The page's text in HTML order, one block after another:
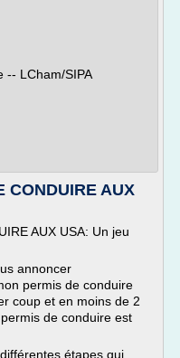
-- LCham/SIPA
CONDUIRE AUX
AUX USA: Un jeu
annoncer
permis de conduire
coup et en moins de 2
de conduire est
étapes qui